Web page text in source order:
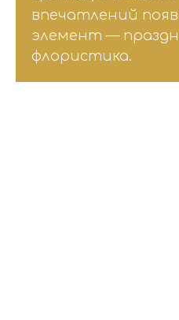
впечатлений
элемент —
флористика.